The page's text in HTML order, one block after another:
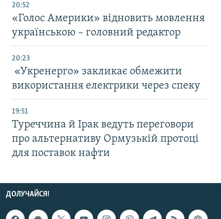
20:52
«Голос Америки» відновить мовлення
українською – головний редактор
20:23
«Укренерго» закликає обмежити
використання електрики через спеку
19:51
Туреччина й Ірак ведуть переговори
про альтернативу Ормузькій протоці
для поставок нафти
ДОЛУЧАЙСЯ!